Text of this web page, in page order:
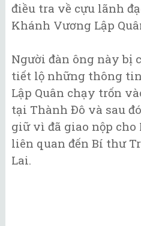
điều tra về cựu lãnh
Khánh Vương Lập
Người đàn ông này bị
tiết lộ những thông
Lập Quân chạy trốn
tại Thành Đô và sau
giữ vì đã giao nộp cho
liên quan đến Bí thư
Lai.